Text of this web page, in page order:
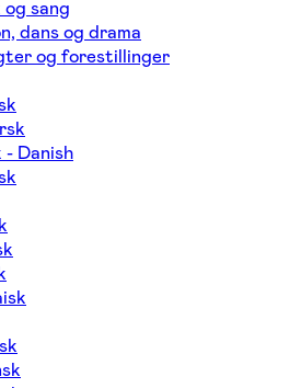
sang
dans og drama
og forestillinger
- Danish